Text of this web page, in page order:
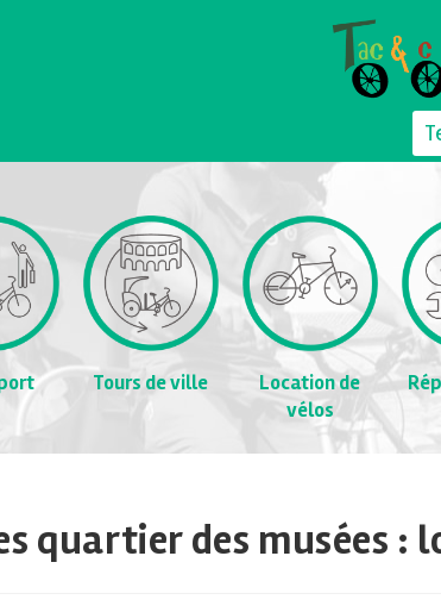
Tours de ville
Location de
vélos
quartier des musées :